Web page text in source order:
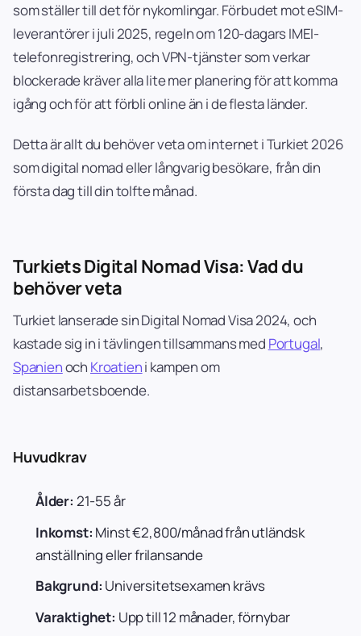
som ställer till det för nykomlingar. Förbudet mot eSIM-
leverantörer i juli 2025, regeln om 120-dagars IMEI-
telefonregistrering, och VPN-tjänster som verkar
blockerade kräver alla lite mer planering för att komma
igång och för att förbli online än i de flesta länder.
Detta är allt du behöver veta om internet i Turkiet 2026
som digital nomad eller långvarig besökare, från din
första dag till din tolfte månad.
Turkiets Digital Nomad Visa: Vad du
behöver veta
Turkiet lanserade sin Digital Nomad Visa 2024, och
kastade sig in i tävlingen tillsammans med Portugal,
Spanienoch Kroatieni kampen om
distansarbetsboende.
Huvudkrav
Ålder: 21-55 år
Inkomst: Minst €2,800/månad från utländsk
anställning eller frilansande
Bakgrund: Universitetsexamen krävs
Varaktighet: Upp till 12 månader, förnybar